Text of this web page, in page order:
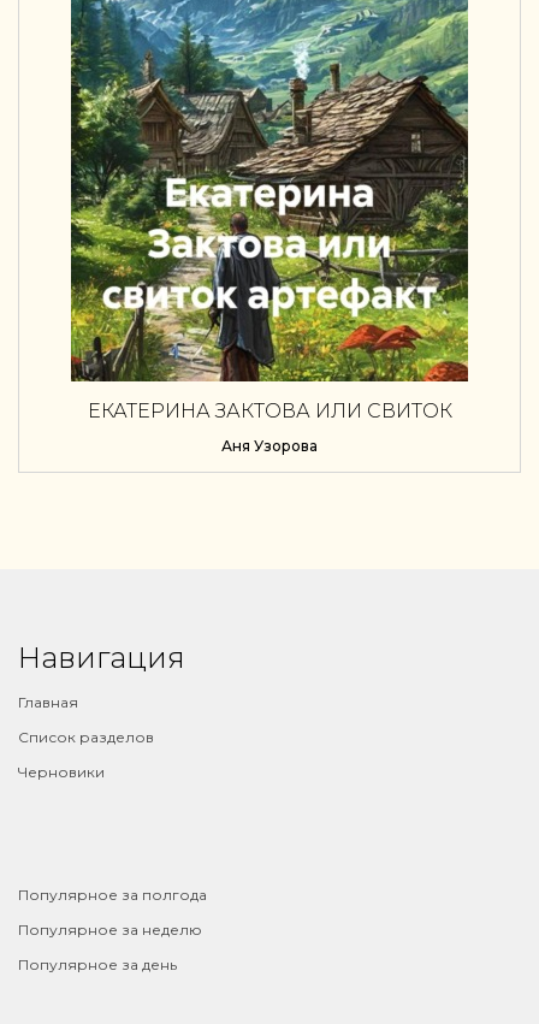
ЕКАТЕРИНА ЗАКТОВА ИЛИ СВИТОК
Аня Узорова
Навигация
Главная
Список разделов
Черновики
Популярное за полгода
Популярное за неделю
Популярное за день